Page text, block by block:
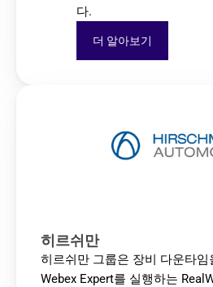
다.
더 알아보기
히르쉬만
히르쉬만 그룹은 장비 다운타
Webex Expert를 실행하는